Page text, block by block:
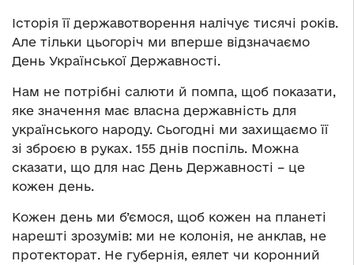
Історія її державотворення налічує тисячі років.
Але тільки цьогоріч ми вперше відзначаємо
День Української Державності.
Нам не потрібні салюти й помпа, щоб показати,
яке значення має власна державність для
українського народу. Сьогодні ми захищаємо її
зі зброєю в руках. 155 днів поспіль. Можна
сказати, що для нас День Державності – це
кожен день.
Кожен день ми б’ємося, щоб кожен на планеті
нарешті зрозумів: ми не колонія, не анклав, не
протекторат. Не губернія, еялет чи коронний